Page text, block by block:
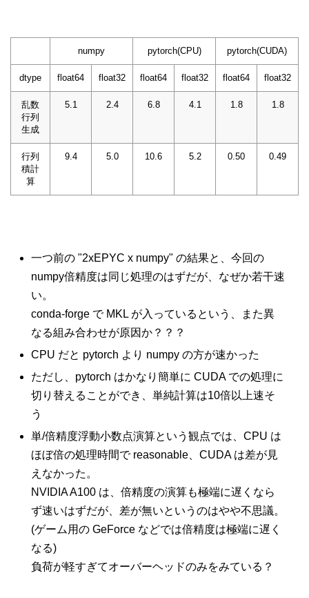
numpy pytorch(CPU) pytorch(CUDA)
dtype float64 float32 float64 float32 float64 float32
乱数
行列
生成
5.1 2.4 6.8 4.1 1.8 1.8
行列
積計
算
9.4 5.0 10.6 5.2 0.50 0.49
一つ前の "2xEPYC x numpy" の結果と、今回の
numpy倍精度は同じ処理のはずだが、なぜか若干速
い。
conda-forge で MKL が入っているという、また異
なる組み合わせが原因か？？？
CPU だと pytorch より numpy の方が速かった
ただし、pytorch はかなり簡単に CUDA での処理に
切り替えることができ、単純計算は10倍以上速そ
う
単/倍精度浮動小数点演算という観点では、CPU は
ほぼ倍の処理時間で reasonable、CUDA は差が見
えなかった。
NVIDIA A100 は、倍精度の演算も極端に遅くなら
ず速いはずだが、差が無いというのはやや不思議。
(ゲーム用の GeForce などでは倍精度は極端に遅く
なる)
負荷が軽すぎてオーバーヘッドのみをみている？